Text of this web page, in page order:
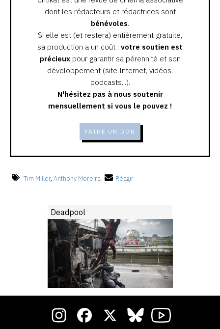
dont les rédacteurs et rédactrices sont
bénévoles.
Si elle est (et restera) entièrement gratuite,
sa production a un coût : votre soutien est
précieuxpour garantir sa pérennité et son
développement (site Internet, vidéos,
podcasts...).
N'hésitez pas à nous soutenir
mensuellement si vous le pouvez !
FAIRE UN DON
Tim Miller, Anthony Moreira Réagir
Deadpool